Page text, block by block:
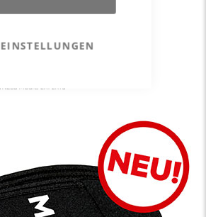
EINSTELLUNGEN